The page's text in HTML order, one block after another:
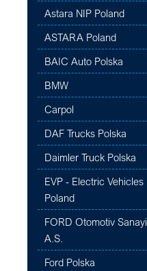
Astara NIP Poland
ASTARA Poland
BAIC Auto Polska
BMW
Carpol
DAF Trucks Polska
Daimler Truck Polska
EVP - Electric Vehicles
Poland
FORD Otomotiv Sanayi
A.S.
Ford Polska